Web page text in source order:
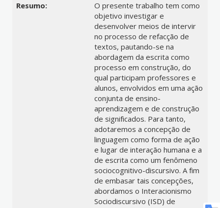
Resumo:
O presente trabalho tem como
objetivo investigar e
desenvolver meios de intervir
no processo de refacção de
textos, pautando-se na
abordagem da escrita como
processo em construção, do
qual participam professores e
alunos, envolvidos em uma ação
conjunta de ensino-
aprendizagem e de construção
de significados. Para tanto,
adotaremos a concepção de
linguagem como forma de ação
e lugar de interação humana e a
de escrita como um fenômeno
sociocognitivo-discursivo. A fim
de embasar tais concepções,
abordamos o Interacionismo
Sociodiscursivo (ISD) de